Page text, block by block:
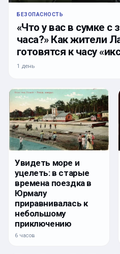
БЕЗОПАСНОСТЬ
«Что у вас в сумке с
часа?» Как жители
готовятся к часу
1 день
Увидеть море и
уцелеть: в старые
времена поездка в
Юрмалу
приравнивалась к
небольшому
приключению
6 часов